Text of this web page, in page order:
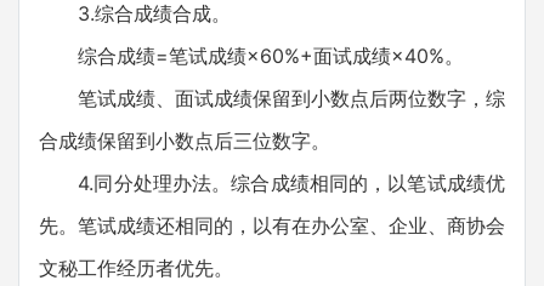
3.综合成绩合成。
综合成绩=笔试成绩×60%+面试成绩×40%。
笔试成绩、面试成绩保留到小数点后两位数字，综
合成绩保留到小数点后三位数字。
4.同分处理办法。综合成绩相同的，以笔试成绩优
先。笔试成绩还相同的，以有在办公室、企业、商协会
文秘工作经历者优先。